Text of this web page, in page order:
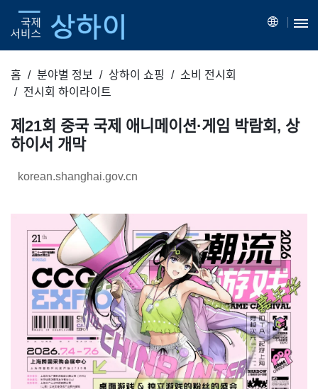
홈 분야별 정보 상하이 쇼핑
소비 전시회
전시회 하이라이트
제21회 중국 국제 애니메이션·게임 박람회, 상
하이서 개막
korean.shanghai.gov.cn